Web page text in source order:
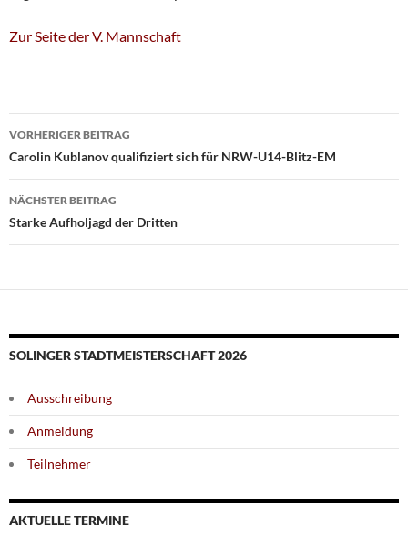
Zur Seite der V. Mannschaft
Beitragsnavigation
VORHERIGER BEITRAG
Carolin Kublanov qualifiziert sich für NRW-U14-Blitz-EM
NÄCHSTER BEITRAG
Starke Aufholjagd der Dritten
SOLINGER STADTMEISTERSCHAFT 2026
Ausschreibung
Anmeldung
Teilnehmer
AKTUELLE TERMINE